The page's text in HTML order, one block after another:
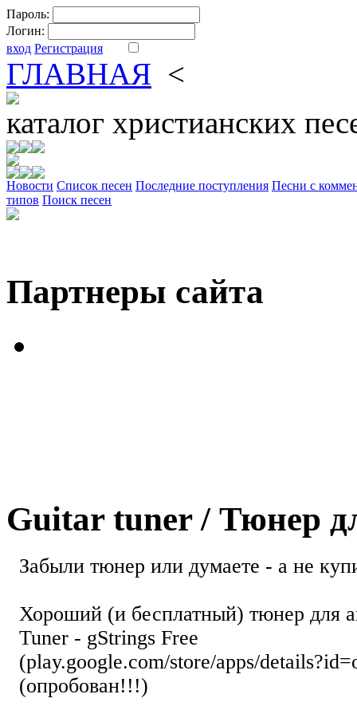
Пароль:
Логин:
вход Регистрация
ГЛАВНАЯ <
каталог христианских
Новости Cписок песен Последние поступления Песни с
типов Поиск песен
Партнеры сайта
Guitar tuner / Тюнер
Забыли тюнер или думаете - а не
Хороший (и бесплатный) тюнер для
Tuner - gStrings Free
(play.google.com/store/apps/
(опробован!!!)